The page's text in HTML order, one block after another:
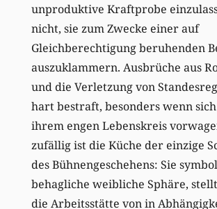
unproduktive Kraftprobe
nicht, sie zum Zwecke einer auf
Gleichberechtigung beruhenden
auszuklammern. Ausbrüche aus
und die Verletzung von
hart bestraft, besonders wenn
ihrem engen Lebenskreis
zufällig ist die Küche der einzige
des Bühnengeschehens: Sie
behagliche weibliche Sphäre,
die Arbeitsstätte von in